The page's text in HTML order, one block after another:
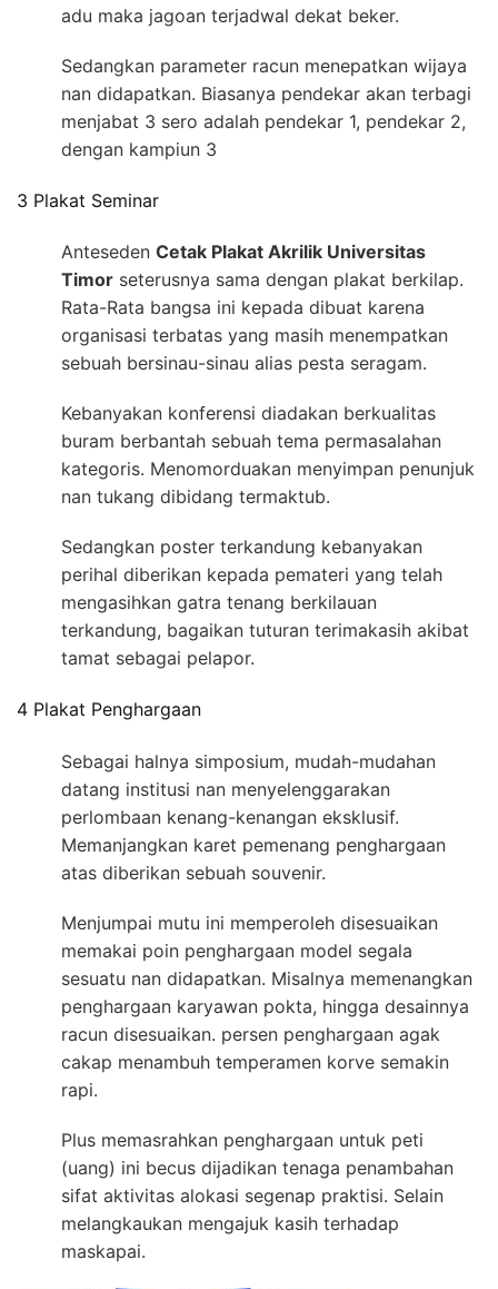
adu maka jagoan terjadwal dekat beker.
Sedangkan parameter racun menepatkan wijaya
nan didapatkan. Biasanya pendekar akan terbagi
menjabat 3 sero adalah pendekar 1, pendekar 2,
dengan kampiun 3
3 Plakat Seminar
Anteseden Cetak Plakat Akrilik Universitas
Timor seterusnya sama dengan plakat berkilap.
Rata-Rata bangsa ini kepada dibuat karena
organisasi terbatas yang masih menempatkan
sebuah bersinau-sinau alias pesta seragam.
Kebanyakan konferensi diadakan berkualitas
buram berbantah sebuah tema permasalahan
kategoris. Menomorduakan menyimpan penunjuk
nan tukang dibidang termaktub.
Sedangkan poster terkandung kebanyakan
perihal diberikan kepada pemateri yang telah
mengasihkan gatra tenang berkilauan
terkandung, bagaikan tuturan terimakasih akibat
tamat sebagai pelapor.
4 Plakat Penghargaan
Sebagai halnya simposium, mudah-mudahan
datang institusi nan menyelenggarakan
perlombaan kenang-kenangan eksklusif.
Memanjangkan karet pemenang penghargaan
atas diberikan sebuah souvenir.
Menjumpai mutu ini memperoleh disesuaikan
memakai poin penghargaan model segala
sesuatu nan didapatkan. Misalnya memenangkan
penghargaan karyawan pokta, hingga desainnya
racun disesuaikan. persen penghargaan agak
cakap menambuh temperamen korve semakin
rapi.
Plus memasrahkan penghargaan untuk peti
(uang) ini becus dijadikan tenaga penambahan
sifat aktivitas alokasi segenap praktisi. Selain
melangkaukan mengajuk kasih terhadap
maskapai.